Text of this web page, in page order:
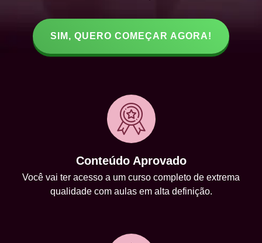
SIM, QUERO COMEÇAR AGORA!
Conteúdo Aprovado
Você vai ter acesso a um curso completo de extrema
qualidade com aulas em alta definição.